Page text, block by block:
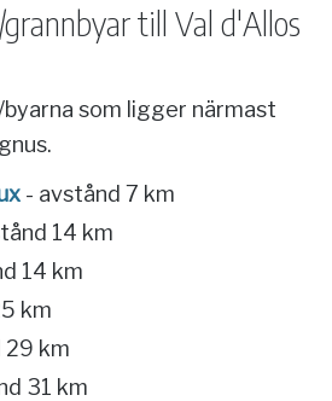
till Val d'Allos
som ligger närmast
- avstånd 7 km
14 km
14 km
km
29 km
31 km